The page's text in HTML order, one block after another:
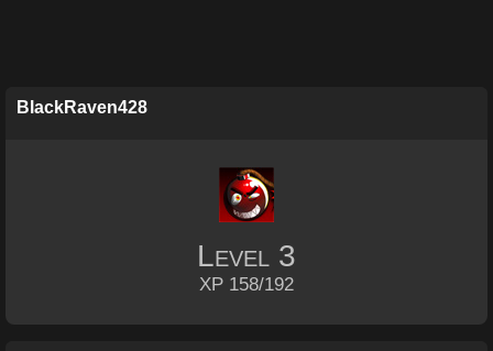
BlackRaven428
Level 3
XP 158/192